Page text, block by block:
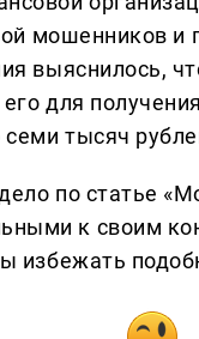
мошенников и
выяснилось,
для
тысяч
по статье
к своим
избежать